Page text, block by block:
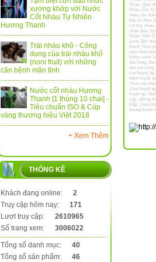
xương khớp với Nước
Cốt Nhàu Tự Nhiên
Hương Thanh
Trái nhàu khô - Công
dụng của trái nhàu khô
(noni fruit) với những
căn bệnh mãn tính
Nước cốt nhàu Hương
Thanh [1 thùng 10 chai] -
Tiêu chuẩn ISO & Cúp
vàng thương hiệu Việt 2018
+ Xem Thêm
THỐNG KÊ
Khách đang online:
2
Truy cập hôm nay:
171
Lượt truy cập:
2610965
Số trang xem:
3006022
Tổng số danh mục:
40
Tổng số sản phẩm:
46
Nhau,Quả
Nhàu, Dai ly
nhau,tác
bán lá nhàu,
cot trai nhau,
nhau dua,
Nhàu Vĩnh
juice, Bột
thanh, Noni
vien nhau
khớp,viem
đau lưng,
dau cot song,
cao huyet ap,
bệnh huyết
chua cao
chua huyet ap
huyet ap,
cao, phong
thấp,chua
huong thanh